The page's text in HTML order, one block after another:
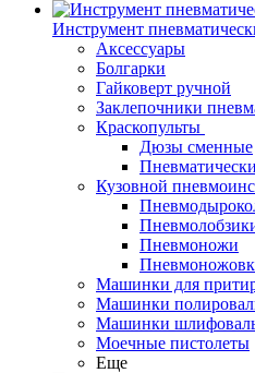
Инструмент
Аксессуары
Болгарки
Гайковерт ручной
Заклепочники
Краскопульты
Дюзы сменные
Кузовной
Пневмоножи
Машинки для
Машинки
Машинки
Моечные пистолеты
Еще